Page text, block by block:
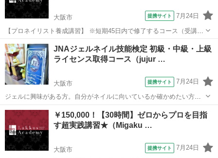
大阪市 提携サイト 7月24日
【プロネイリスト養成講習】 ※短期45日内で修了するコース（受講
例：5時間×6回・週一ペース） 「プロデビューへの近道」 プロの現場
で必要となる基本技術を集中的に受講するコースです。 本気でネイリ
ストになりたい方、独立開...
大阪 大阪市
JNAジェルネイル技能検定 初級・中級・上級
ライセンス取得コース（jujur …
大阪市 提携サイト 7月24日
ジェルに興味がある方。自分がネイルに向いているか確かめたい方。
★2回受験まで完全保障！ ▼初級 ●ネイル理論（JNAテクニカルシステ
ムベーシック） ●ネイルケア（ファイリング・クリーンナップ） ●カ
ラーリング（赤）●ジェル...
大阪 大阪市
￥150,000！【30時間】ゼロからプロを目指
す超実践講習★（Migaku …
大阪市 提携サイト 7月24日